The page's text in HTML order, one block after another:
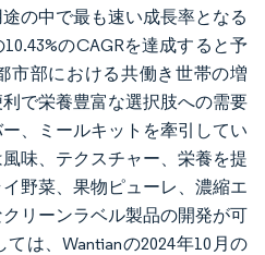
の中で最も速い成長率となる
のCAGRを達成すると予
市部における共働き世帯の増
で栄養豊富な選択肢への需要
、ミールキットを牽引してい
味、テクスチャー、栄養を提
野菜、果物ピューレ、濃縮エ
リーンラベル製品の開発が可
は、Wantianの2024年10月の